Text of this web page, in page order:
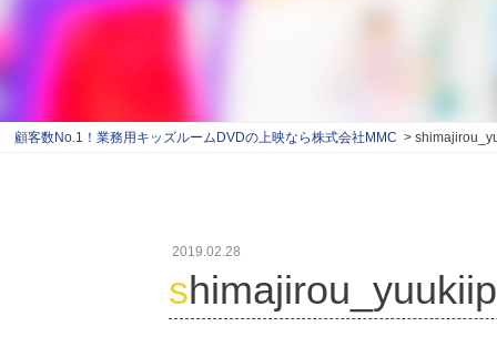
顧客数No.1！業務用キッズルームDVDの上映なら株式会社MMC
2019.02.28